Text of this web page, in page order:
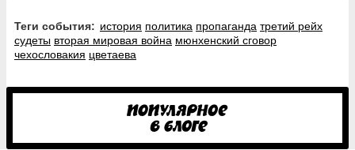
Теги события: история политика пропаганда третий рейх
судеты вторая мировая война мюнхенский сговор
чехословакия цветаева